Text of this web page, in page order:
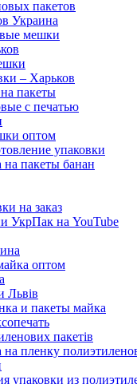
пакетов
Украина
мешки
– Харьков
пакеты
с печатью
оптом
упаковки
на пакеты банан
на заказ
УкрПак на YouTube
оптом
Львів
и пакеты майка
пакетів
на пленку
упаковки из